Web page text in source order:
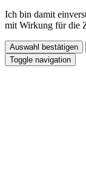
Ich bin damit
mit Wirkung für die
Auswahl bestätigen
Toggle navigation